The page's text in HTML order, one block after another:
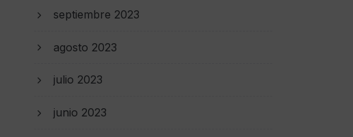
septiembre 2023
agosto 2023
julio 2023
junio 2023